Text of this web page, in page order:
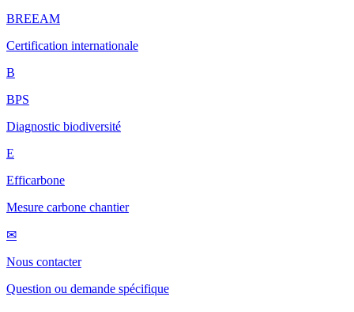
BREEAM
Certification internationale
B
BPS
Diagnostic biodiversité
E
Efficarbone
Mesure carbone chantier
✉
Nous contacter
Question ou demande spécifique